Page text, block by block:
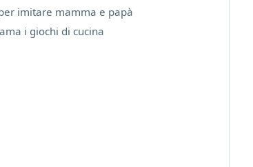
imitare mamma e papà
i giochi di cucina